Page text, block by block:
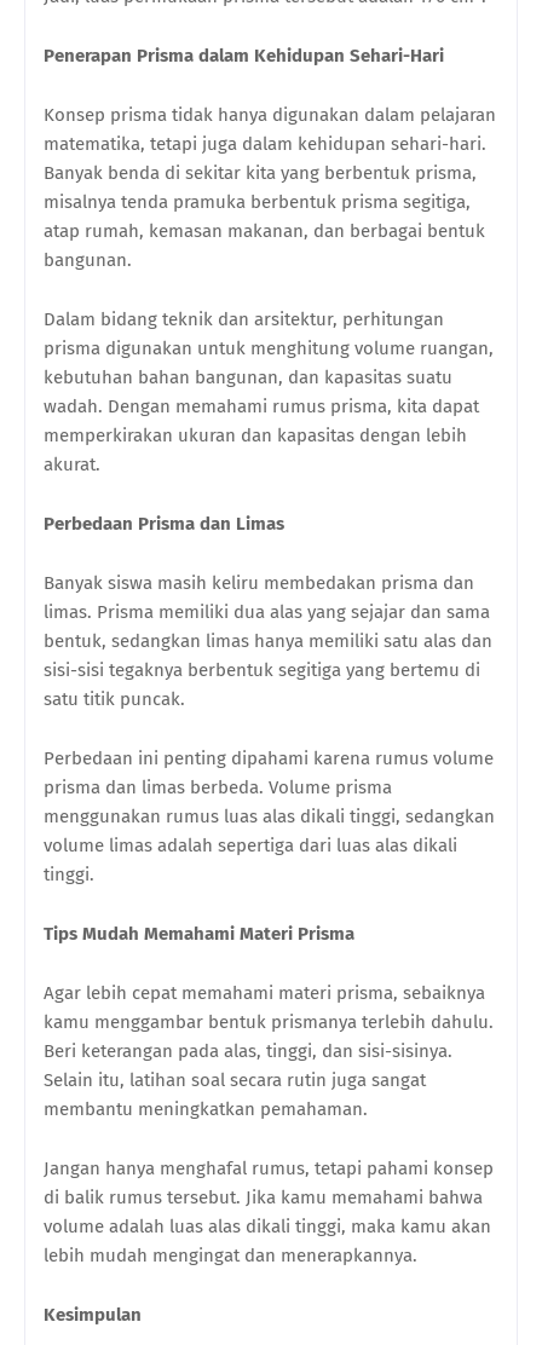
Penerapan Prisma dalam Kehidupan Sehari-Hari
Konsep prisma tidak hanya digunakan dalam pelajaran
matematika, tetapi juga dalam kehidupan sehari-hari.
Banyak benda di sekitar kita yang berbentuk prisma,
misalnya tenda pramuka berbentuk prisma segitiga,
atap rumah, kemasan makanan, dan berbagai bentuk
bangunan.
Dalam bidang teknik dan arsitektur, perhitungan
prisma digunakan untuk menghitung volume ruangan,
kebutuhan bahan bangunan, dan kapasitas suatu
wadah. Dengan memahami rumus prisma, kita dapat
memperkirakan ukuran dan kapasitas dengan lebih
akurat.
Perbedaan Prisma dan Limas
Banyak siswa masih keliru membedakan prisma dan
limas. Prisma memiliki dua alas yang sejajar dan sama
bentuk, sedangkan limas hanya memiliki satu alas dan
sisi-sisi tegaknya berbentuk segitiga yang bertemu di
satu titik puncak.
Perbedaan ini penting dipahami karena rumus volume
prisma dan limas berbeda. Volume prisma
menggunakan rumus luas alas dikali tinggi, sedangkan
volume limas adalah sepertiga dari luas alas dikali
tinggi.
Tips Mudah Memahami Materi Prisma
Agar lebih cepat memahami materi prisma, sebaiknya
kamu menggambar bentuk prismanya terlebih dahulu.
Beri keterangan pada alas, tinggi, dan sisi-sisinya.
Selain itu, latihan soal secara rutin juga sangat
membantu meningkatkan pemahaman.
Jangan hanya menghafal rumus, tetapi pahami konsep
di balik rumus tersebut. Jika kamu memahami bahwa
volume adalah luas alas dikali tinggi, maka kamu akan
lebih mudah mengingat dan menerapkannya.
Kesimpulan